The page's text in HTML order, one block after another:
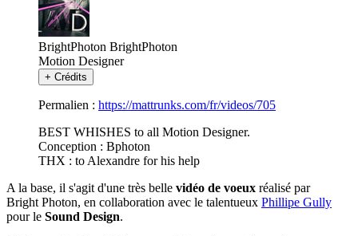
BrightPhoton BrightPhoton
Motion Designer
+ Crédits
Permalien : https://mattrunks.com/fr/videos/705
BEST WHISHES to all Motion Designer.
Conception : Bphoton
THX : to Alexandre for his help
A la base, il s'agit d'une très belle vidéo de voeux réalisé par
Bright Photon, en collaboration avec le talentueux Phillipe Gully
pour le Sound Design.